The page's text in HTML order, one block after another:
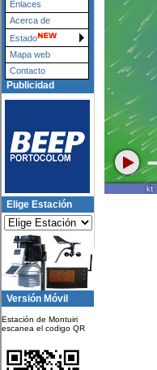
Enlaces
Acerca de
Estado
Mapa web
Contacto
Publicidad
Elige Estación
Versión Móvil
Estación de Montuiri
escanea el codigo QR